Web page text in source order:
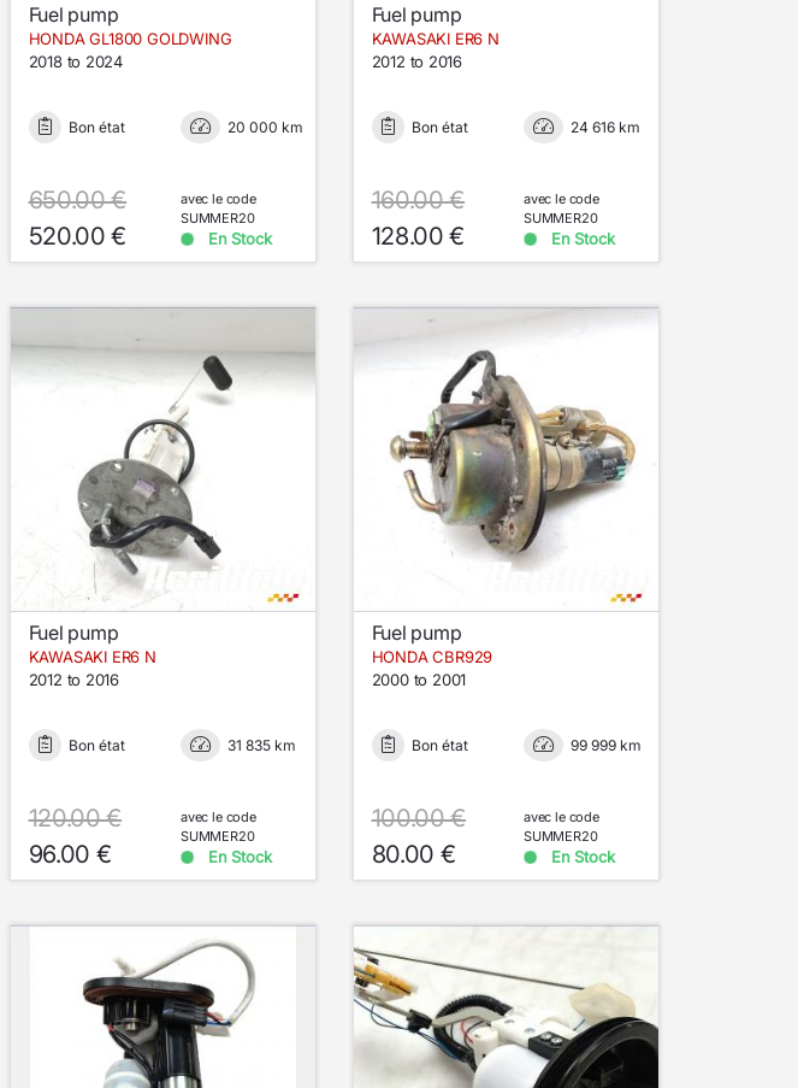
Fuel pump
HONDA GL1800 GOLDWING
2018 to 2024
Bon état 20 000 km
650.00 €
520.00 €
avec le code
SUMMER20
En Stock
Fuel pump
KAWASAKI ER6 N
2012 to 2016
Bon état 24 616 km
160.00 €
128.00 €
avec le code
SUMMER20
En Stock
Fuel pump
KAWASAKI ER6 N
2012 to 2016
Bon état 31 835 km
120.00 €
96.00 €
avec le code
SUMMER20
En Stock
Fuel pump
HONDA CBR929
2000 to 2001
Bon état 99 999 km
100.00 €
80.00 €
avec le code
SUMMER20
En Stock